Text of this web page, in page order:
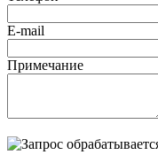
E-mail
Примечание